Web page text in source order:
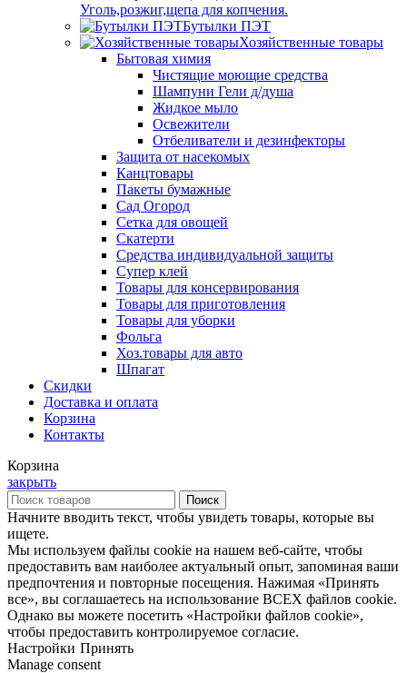
Уголь,розжиг,щепа для копчения.
Бутылки ПЭТ
Хозяйственные товары
Бытовая химия
Чистящие моющие средства
Шампуни Гели д/душа
Жидкое мыло
Освежители
Отбеливатели и дезинфекторы
Защита от насекомых
Канцтовары
Пакеты бумажные
Сад Огород
Сетка для овощей
Скатерти
Средства индивидуальной защиты
Супер клей
Товары для консервирования
Товары для приготовления
Товары для уборки
Фольга
Хоз.товары для авто
Шпагат
Скидки
Доставка и оплата
Корзина
Контакты
Корзина
закрыть
Поиск
Начните вводить текст, чтобы увидеть товары, которые вы
ищете.
Мы используем файлы cookie на нашем веб-сайте, чтобы
предоставить вам наиболее актуальный опыт, запоминая ваши
предпочтения и повторные посещения. Нажимая «Принять
все», вы соглашаетесь на использование ВСЕХ файлов cookie.
Однако вы можете посетить «Настройки файлов cookie»,
чтобы предоставить контролируемое согласие.
Настройки Принять
Manage consent